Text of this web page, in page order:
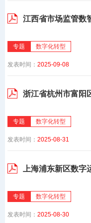
江西省市场监管数
专题 数字化转型
发表时间： 2025-09-08
浙江省杭州市富阳
专题 数字化转型
发表时间： 2025-08-31
上海浦东新区数
专题 数字化转型
发表时间： 2025-08-30